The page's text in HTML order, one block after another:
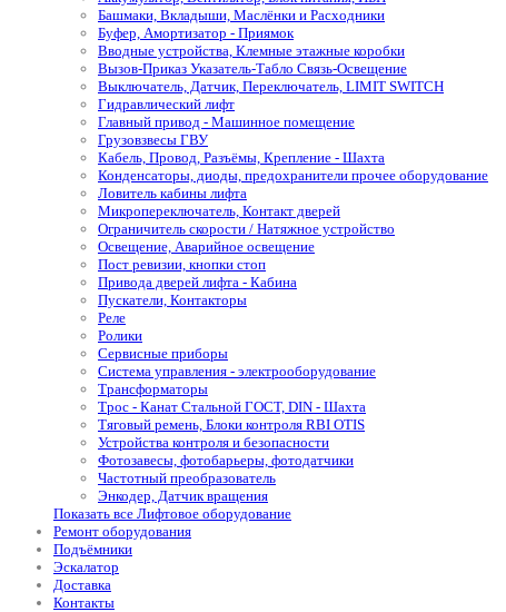
Башмаки, Вкладыши, Маслёнки и Расходники
Буфер, Амортизатор - Приямок
Вводные устройства, Клемные этажные коробки
Вызов-Приказ Указатель-Табло Связь-Освещение
Выключатель, Датчик, Переключатель, LIMIT SWITCH
Гидравлический лифт
Главный привод - Машинное помещение
Грузовзвесы ГВУ
Кабель, Провод, Разъёмы, Крепление - Шахта
Конденсаторы, диоды, предохранители прочее оборудование
Ловитель кабины лифта
Микропереключатель, Контакт дверей
Ограничитель скорости / Натяжное устройство
Освещение, Аварийное освещение
Пост ревизии, кнопки стоп
Привода дверей лифта - Кабина
Пускатели, Контакторы
Реле
Ролики
Сервисные приборы
Система управления - электрооборудование
Трансформаторы
Трос - Канат Стальной ГОСТ, DIN - Шахта
Тяговый ремень, Блоки контроля RBI OTIS
Устройства контроля и безопасности
Фотозавесы, фотобарьеры, фотодатчики
Частотный преобразователь
Энкодер, Датчик вращения
Показать все Лифтовое оборудование
Ремонт оборудования
Подъёмники
Эскалатор
Доставка
Контакты